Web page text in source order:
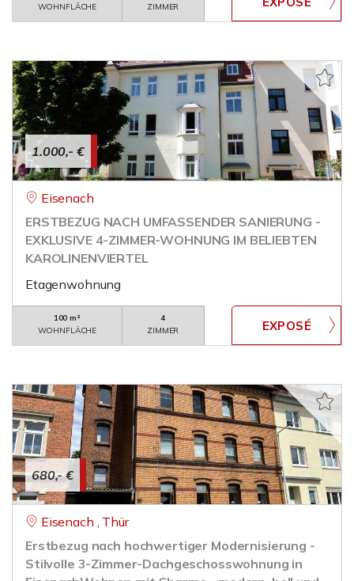
WOHNFLÄCHE
ZIMMER
1.000,- €
Eisenach
ERSTBEZUG NACH UMFASSENDER SANIERUNG -
EXKLUSIVE 4-ZIMMER-WOHNUNG IM BELIEBTEN
KAROLINENVIERTEL
Etagenwohnung
100 m²
WOHNFLÄCHE
4
ZIMMER
680,- €
Eisenach , Thür
Erstbezug nach hochwertiger Modernisierung -
Stilvolle 3-Zimmer-Dachgeschosswohnung in